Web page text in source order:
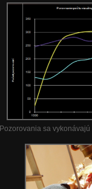
Pozorovania sa